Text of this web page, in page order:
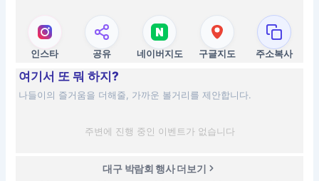
인스타 공유 네이버지도 구글지도 주소복사
여기서 또 뭐 하지?
나들이의 즐거움을 더해줄, 가까운 볼거리를 제안합니다.
주변에 진행 중인 이벤트가 없습니다
대구 박람회 행사 더보기